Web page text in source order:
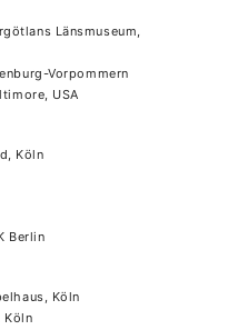
Länsmuseum,
Vorpommern
USA
Köln
Berlin
Köln
Köln